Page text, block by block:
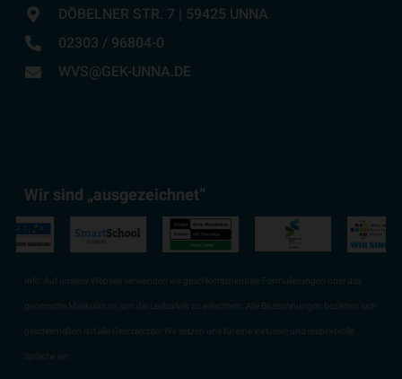
DÖBELNER STR. 7 | 59425 UNNA
02303 / 96804-0
WVS@GEK-UNNA.DE
Wir sind „ausgezeichnet“
Info: Auf unserer Website verwenden wir geschlechtsneutrale Formulierungen oder das
generische Maskulinum, um die Lesbarkeit zu erleichtern. Alle Bezeichnungen beziehen sich
gleichermaßen auf alle Geschlechter. Wir setzen uns für eine inklusive und respektvolle
Sprache ein.